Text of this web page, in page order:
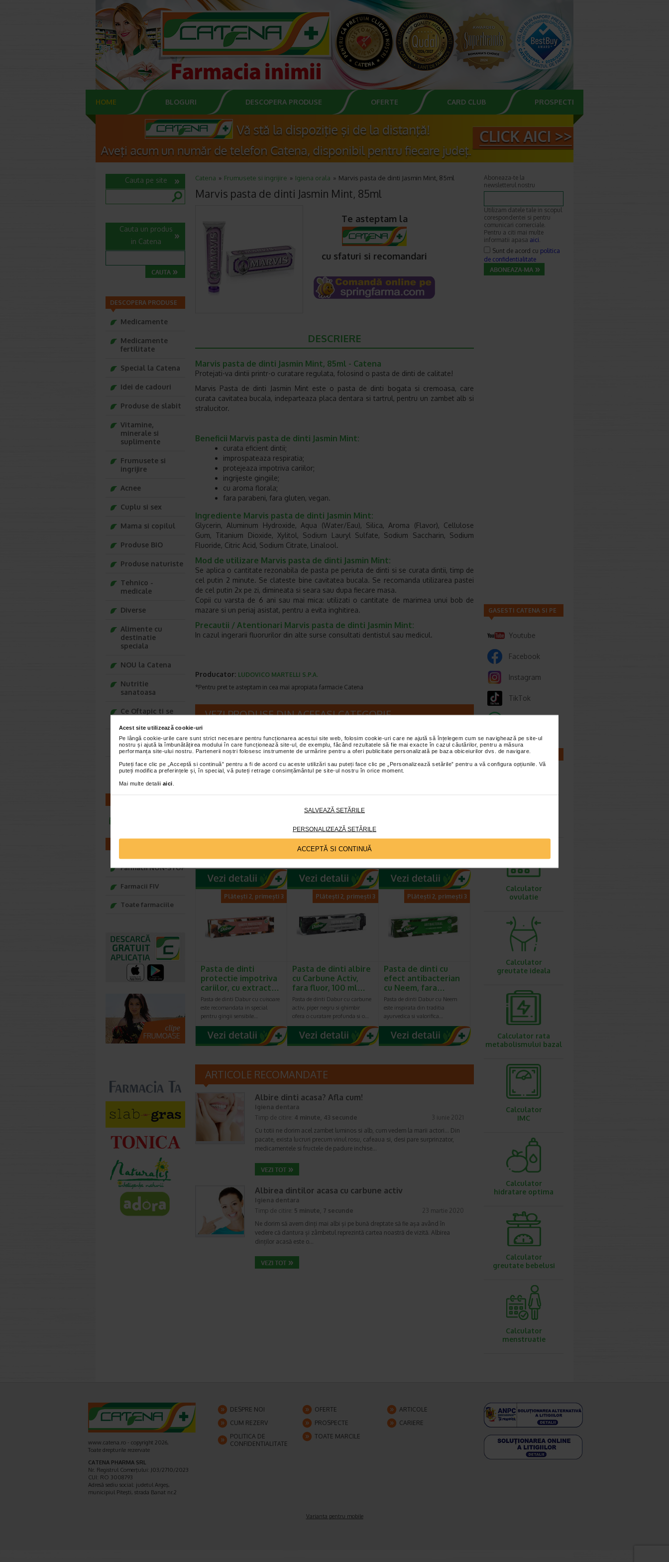
Acest site utilizează cookie-uri
Pe lângă cookie-urile care sunt strict necesare pentru funcționarea acestui site web, folosim cookie-uri care ne ajută să înțelegem cum se navighează pe site-ul
nostru și ajută la îmbunătățirea modului în care funcționează site-ul, de exemplu, făcând rezultatele să fie mai exacte în cazul căutărilor, pentru a măsura
performanța site-ului nostru. Partenerii noștri folosesc instrumente de urmărire pentru a oferi publicitate personalizată pe baza obiceiurilor dvs. de navigare.
Puteți face clic pe „Acceptă si continuă” pentru a fi de acord cu aceste utilizări sau puteți face clic pe „Personalizează setările” pentru a vă configura opțiunile. Vă
puteți modifica preferințele și, în special, vă puteți retrage consimțământul pe site-ul nostru în orice moment.
Mai multe detalii aici
SALVEAZĂ SETĂRILE
PERSONALIZEAZĂ SETĂRILE
ACCEPTĂ SI CONTINUĂ
HOME BLOGURI DESCOPERA PRODUSE OFERTE CARD CLUB PROSPECTE
Catena Frumusete si ingrijire Igiena orala Marvis pasta de dinti Jasmin Mint, 85ml
Marvis pasta de dinti Jasmin Mint, 85ml
Te asteptam la
cu sfaturi si recomandari
DESCRIERE
Marvis pasta de dinti Jasmin Mint, 85ml - Catena
Protejati-va dintii printr-o curatare regulata, folosind o pasta de dinti de calitate!
Marvis Pasta de dinti Jasmin Mint este o pasta de dinti bogata si cremoasa, care
curata cavitatea bucala, indeparteaza placa dentara si tartrul, pentru un zambet alb si
stralucitor.
Beneficii Marvis pasta de dinti Jasmin Mint:
curata eficient dintii;
improspateaza respiratia;
protejeaza impotriva cariilor;
ingrijeste gingiile;
cu aroma florala;
fara parabeni, fara gluten, vegan.
Ingrediente Marvis pasta de dinti Jasmin Mint:
Glycerin, Aluminum Hydroxide, Aqua (Water/Eau), Silica, Aroma (Flavor), Cellulose
Gum, Titanium Dioxide, Xylitol, Sodium Lauryl Sulfate, Sodium Saccharin, Sodium
Fluoride, Citric Acid, Sodium Citrate, Linalool.
Mod de utilizare Marvis pasta de dinti Jasmin Mint:
Se aplica o cantitate rezonabila de pasta pe periuta de dinti si se curata dintii, timp de
cel putin 2 minute. Se clateste bine cavitatea bucala. Se recomanda utilizarea pastei
de cel putin 2x pe zi, dimineata si seara sau dupa fiecare masa.
Copii cu varsta de 6 ani sau mai mica: utilizati o cantitate de marimea unui bob de
mazare si un periaj asistat, pentru a evita inghitirea.
Precautii / Atentionari Marvis pasta de dinti Jasmin Mint:
In cazul ingerarii fluorurilor din alte surse consultati dentistul sau medicul.
Producator: LUDOVICO MARTELLI S.P.A.
*Pentru pret te asteptam in cea mai apropiata farmacie Catena
VEZI PRODUSE DIN ACEEASI CATEGORIE
Plătești 2, primești 3
formula delicata, ideala pentru…
Plătești 2, primești 3
Pasta de dinti
si protectia…
si menta combina efectele
calmante ale ghimbirului cu…
Plătești 2, primești 3
miswak, aceasta pasta de dinti…
Plătești 2, primești 3
Pasta de dinti
protectie impotriva
cariilor, cu extract…
Pasta de dinti Dabur cu cuisoare
este recomandata in special
pentru gingii sensibile…
Plătești 2, primești 3
Pasta de dinti albire
cu Carbune Activ,
fara fluor, 100 ml…
Pasta de dinti Dabur cu carbune
activ, piper negru si ghimbir
ofera o curatare profunda si o…
Plătești 2, primești 3
Pasta de dinti cu
efect antibacterian
cu Neem, fara…
Pasta de dinti Dabur cu Neem
este inspirata din traditia
ayurvedica si valorifica…
ARTICOLE RECOMANDATE
Albire dinti acasa? Afla cum!
Igiena dentara
Timp de citire: 4 minute, 43 secunde
3 iunie 2021
Cu totii ne dorim acel zambet luminos si alb, cum vedem la marii actori... Din
pacate, exista lucruri precum vinul rosu, cafeaua si, desi pare surprinzator,
medicamentele si fructele de padure inchise…
Albirea dintilor acasa cu carbune activ
Igiena dentara
Timp de citire: 5 minute, 7 secunde
23 martie 2020
Ne dorim să avem dinți mai albi și pe bună dreptate să fie așa având în
vedere că dantura și zâmbetul reprezintă cartea noastră de vizită. Albirea
dinților acasă este o…
Cauta pe site
Cauta un produs
in Catena
DESCOPERA PRODUSE
Medicamente
Medicamente
fertilitate
Special la Catena
Idei de cadouri
Produse de slabit
Vitamine,
minerale si
suplimente
Frumusete si
ingrijire
Acnee
Cuplu si sex
Mama si copilul
Produse BIO
Produse naturiste
Tehnico -
medicale
Diverse
Alimente cu
destinatie
speciala
NOU la Catena
Nutritie
sanatoasa
Ce Oftapic ti se
Adora – Adorabili
din prima clipa
Seturi cadou
Baylis&Harding
Farmacii NON-STOP
Farmacii FIV
Toate farmaciile
Aboneaza-te la
newsletterul nostru
Utilizam datele tale in scopul
corespondentei si pentru
comunicari comerciale.
Pentru a citi mai multe
informatii apasa aici.
Sunt de acord cu politica
de confidentialitate
GASESTI CATENA SI PE
Youtube
Facebook
Instagram
TikTok
CALCULATOARE
Calculator
ovulatie
Calculator
greutate ideala
Calculator rata
metabolismului bazal
Calculator
IMC
Calculator
hidratare optima
Calculator
greutate bebelusi
Calculator
menstruatie
www.catena.ro - copyright 2026,
Toate drepturile rezervate
CATENA PHARMA SRL
Nr. Registrul Comerţului: J03/2710/2023
CUI: RO 3008793
Adresă sediu social: judetul Argeş,
municipiul Piteşti, strada Banat nr.2
DESPRE NOI OFERTE
ARTICOLE
CUM REZERV
PROSPECTE
CARIERE
POLITICA DE
CONFIDENTIALITATE
TOATE MARCILE
Varianta pentru mobile